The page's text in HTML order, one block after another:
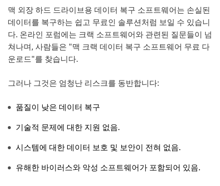
맥 외장 하드 드라이브용 데이터 복구 소프트웨어는 손실된
데이터를 복구하는 쉽고 무료인 솔루션처럼 보일 수 있습니
다. 온라인 포럼에는 크랙 소프트웨어와 관련된 질문들이 넘
쳐나며, 사람들은 "맥 크랙 데이터 복구 소프트웨어 무료 다
운로드"를 찾습니다.
그러나 그것은 엄청난 리스크를 동반합니다:
품질이 낮은 데이터 복구
기술적 문제에 대한 지원 없음.
시스템에 대한 데이터 보호 및 보안이 전혀 없음.
유해한 바이러스와 악성 소프트웨어가 포함되어 있음.